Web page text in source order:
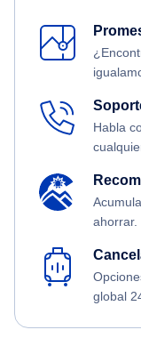
Habla
ahorrar.
global